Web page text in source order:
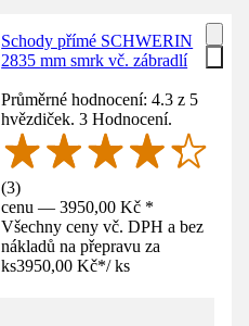
Schody přímé SCHWERIN
2835 mm smrk vč. zábradlí
Průměrné hodnocení: 4.3 z 5
hvězdiček. 3 Hodnocení.
(3)
cenu — 3950,00 Kč *
Všechny ceny vč. DPH a bez
nákladů na přepravu za
ks3950,00 Kč*/ ks